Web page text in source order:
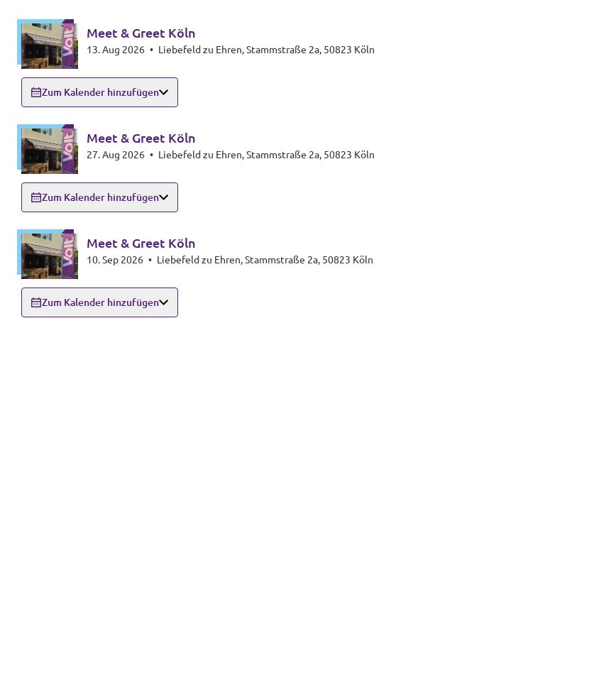
Meet & Greet Köln
13. Aug 2026 • Liebefeld zu Ehren, Stammstraße 2a, 50823 Köln
Zum Kalender hinzufügen
Meet & Greet Köln
27. Aug 2026 • Liebefeld zu Ehren, Stammstraße 2a, 50823 Köln
Zum Kalender hinzufügen
Meet & Greet Köln
10. Sep 2026 • Liebefeld zu Ehren, Stammstraße 2a, 50823 Köln
Zum Kalender hinzufügen